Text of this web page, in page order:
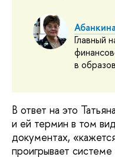
Главный
в
В ответ на это
и ей термин в том
документах,
проигрывает